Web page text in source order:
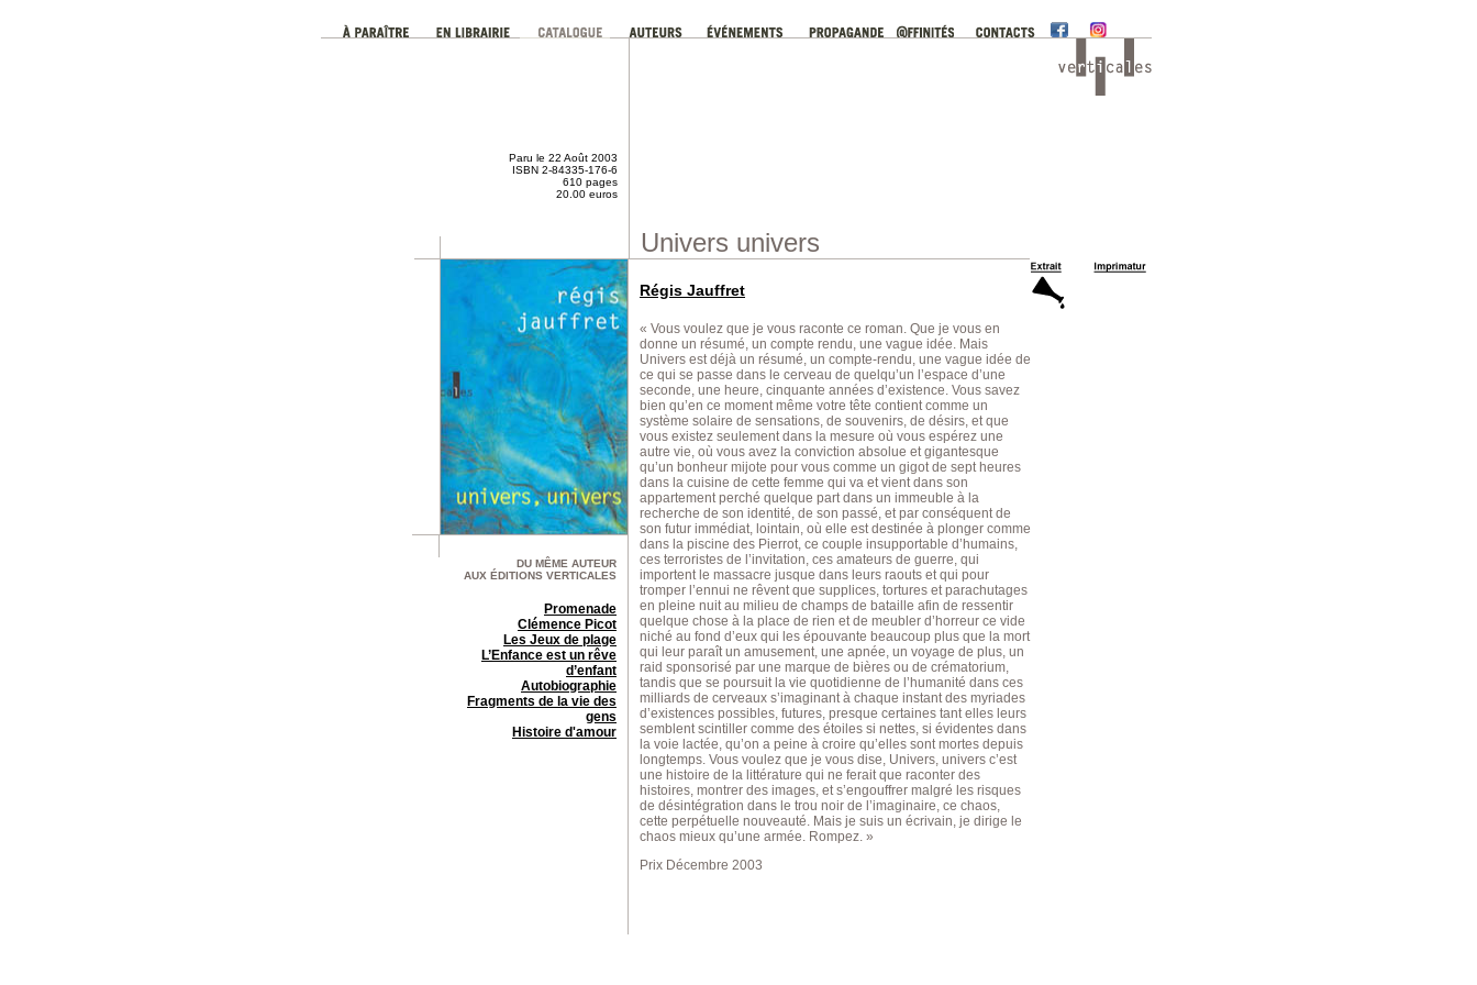
Paru le 22 Août 2003
ISBN 2-84335-176-6
610 pages
20.00 euros
Univers univers
DU MÊME AUTEUR
AUX ÉDITIONS VERTICALES
Promenade
Clémence Picot
Les Jeux de plage
L’Enfance est un rêve
d’enfant
Autobiographie
Fragments de la vie des
gens
Histoire d'amour
Régis Jauffret
« Vous voulez que je vous raconte ce roman. Que je vous en
donne un résumé, un compte rendu, une vague idée. Mais
Univers est déjà un résumé, un compte-rendu, une vague idée de
ce qui se passe dans le cerveau de quelqu’un l’espace d’une
seconde, une heure, cinquante années d’existence. Vous savez
bien qu’en ce moment même votre tête contient comme un
système solaire de sensations, de souvenirs, de désirs, et que
vous existez seulement dans la mesure où vous espérez une
autre vie, où vous avez la conviction absolue et gigantesque
qu’un bonheur mijote pour vous comme un gigot de sept heures
dans la cuisine de cette femme qui va et vient dans son
appartement perché quelque part dans un immeuble à la
recherche de son identité, de son passé, et par conséquent de
son futur immédiat, lointain, où elle est destinée à plonger comme
dans la piscine des Pierrot, ce couple insupportable d’humains,
ces terroristes de l’invitation, ces amateurs de guerre, qui
importent le massacre jusque dans leurs raouts et qui pour
tromper l’ennui ne rêvent que supplices, tortures et parachutages
en pleine nuit au milieu de champs de bataille afin de ressentir
quelque chose à la place de rien et de meubler d’horreur ce vide
niché au fond d’eux qui les épouvante beaucoup plus que la mort
qui leur paraît un amusement, une apnée, un voyage de plus, un
raid sponsorisé par une marque de bières ou de crématorium,
tandis que se poursuit la vie quotidienne de l’humanité dans ces
milliards de cerveaux s’imaginant à chaque instant des myriades
d’existences possibles, futures, presque certaines tant elles leurs
semblent scintiller comme des étoiles si nettes, si évidentes dans
la voie lactée, qu’on a peine à croire qu’elles sont mortes depuis
longtemps. Vous voulez que je vous dise, Univers, univers c’est
une histoire de la littérature qui ne ferait que raconter des
histoires, montrer des images, et s’engouffrer malgré les risques
de désintégration dans le trou noir de l’imaginaire, ce chaos,
cette perpétuelle nouveauté. Mais je suis un écrivain, je dirige le
chaos mieux qu’une armée. Rompez. »
Prix Décembre 2003